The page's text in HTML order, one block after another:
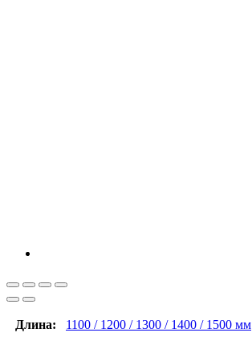
Длина: 1100 / 1200 / 1300 / 1400 / 1500 мм